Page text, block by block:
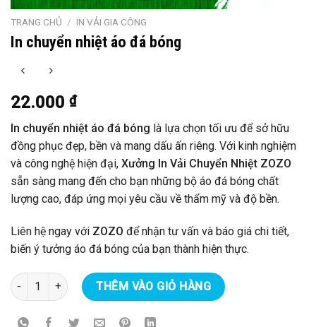
TRANG CHỦ / IN VẢI GIA CÔNG
In chuyển nhiệt áo đá bóng
22.000 ₫
In chuyển nhiệt áo đá bóng là lựa chọn tối ưu để sở hữu
đồng phục đẹp, bền và mang dấu ấn riêng. Với kinh nghiệm
và công nghệ hiện đại, Xưởng In Vải Chuyển Nhiệt ZOZO
sẵn sàng mang đến cho bạn những bộ áo đá bóng chất
lượng cao, đáp ứng mọi yêu cầu về thẩm mỹ và độ bền.
Liên hệ ngay với ZOZO để nhận tư vấn và báo giá chi tiết,
biến ý tưởng áo đá bóng của bạn thành hiện thực.
In chuyển nhiệt áo đá bóng số lượng
THÊM VÀO GIỎ HÀNG